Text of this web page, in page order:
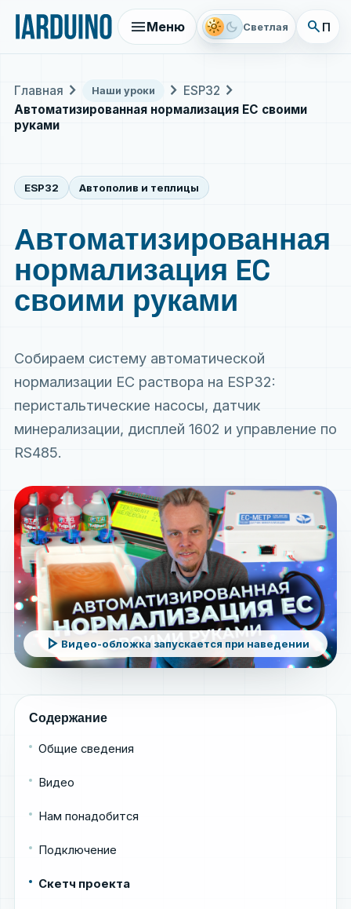
menuМеню light_mode dark_mode Светлая search
Главная chevron_right Наши уроки chevron_right ESP32 chevron_right
Автоматизированная нормализация EC своими
руками
ESP32 Автополив и теплицы
Автоматизированная
нормализация EC
своими руками
Собираем систему автоматической
нормализации EC раствора на ESP32:
перистальтические насосы, датчик
минерализации, дисплей 1602 и управление по
RS485.
play_arrow Видео-обложка запускается при наведении
Содержание
Общие сведения
Видео
Нам понадобится
Подключение
Скетч проекта